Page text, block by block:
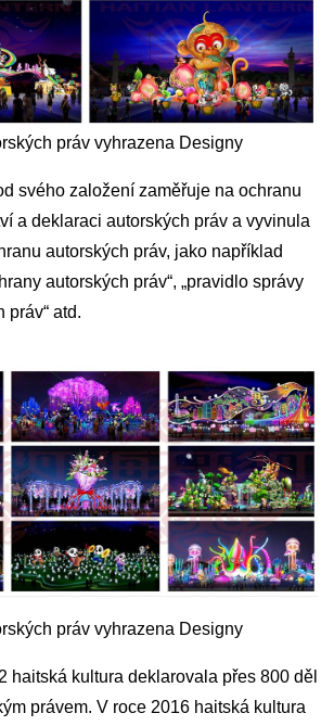
práv vyhrazena Designy
svého založení zaměřuje na ochranu
a deklaraci autorských práv a vyvinula
autorských práv, jako například
autorských práv“, „pravidlo správy
práv“ atd.
práv vyhrazena Designy
haitská kultura deklarovala přes 800 děl
právem. V roce 2016 haitská kultura